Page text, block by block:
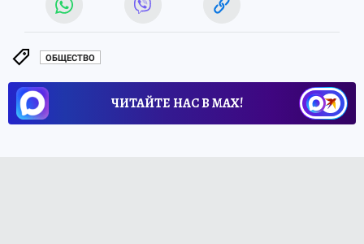
ОБЩЕСТВО
ЧИТАЙТЕ НАС В МАХ!